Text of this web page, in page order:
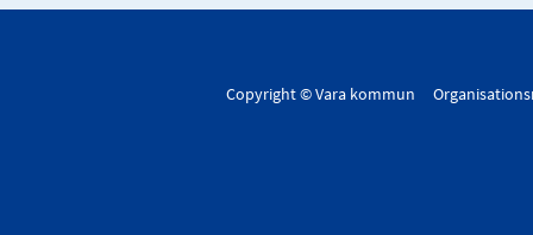
Copyright © Vara kommun